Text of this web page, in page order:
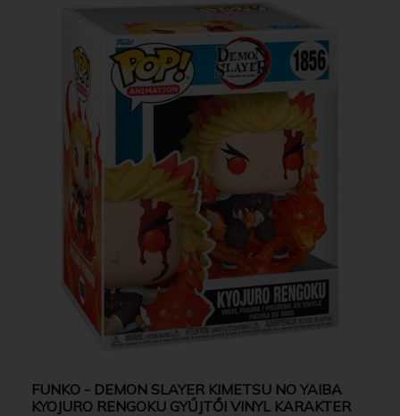
FUNKO - DEMON SLAYER KIMETSU NO YAIBA
KYOJURO RENGOKU GYŰJTŐI VINYL KARAKTER